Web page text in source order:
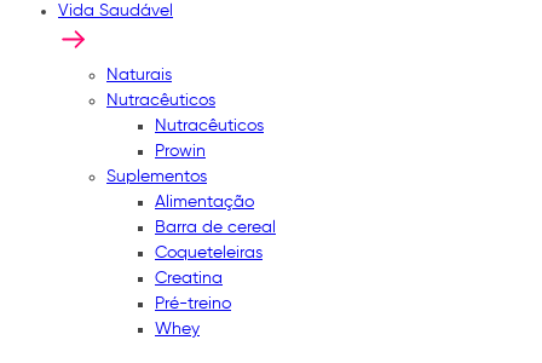
Vida Saudável
Naturais
Nutracêuticos
Nutracêuticos
Prowin
Suplementos
Alimentação
Barra de cereal
Coqueteleiras
Creatina
Pré-treino
Whey